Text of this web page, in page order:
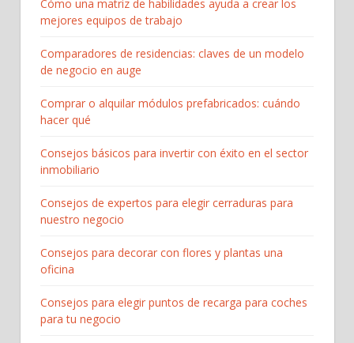
Cómo una matriz de habilidades ayuda a crear los
mejores equipos de trabajo
Comparadores de residencias: claves de un modelo
de negocio en auge
Comprar o alquilar módulos prefabricados: cuándo
hacer qué
Consejos básicos para invertir con éxito en el sector
inmobiliario
Consejos de expertos para elegir cerraduras para
nuestro negocio
Consejos para decorar con flores y plantas una
oficina
Consejos para elegir puntos de recarga para coches
para tu negocio